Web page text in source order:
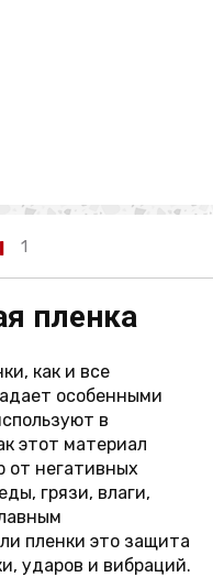
1
пленка
как и все
особенными
в
этот материал
от негативных
грязи, влаги,
пленки это защита
ударов и вибраций.